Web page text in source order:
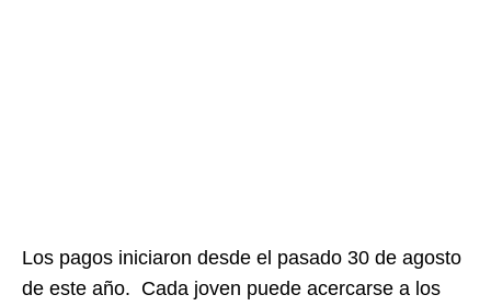
Los pagos iniciaron desde el pasado 30 de agosto
de este año. Cada joven puede acercarse a los